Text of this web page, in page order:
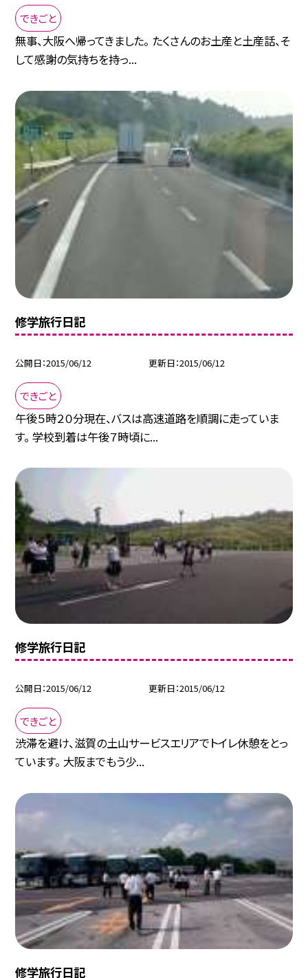
できごと
無事、大阪へ帰ってきました。 たくさんのお土産と土産話、そ
して感謝の気持ちを持っ...
修学旅行日記
公開日 2015/06/12 更新日 2015/06/12
できごと
午後５時２０分現在、バスは高速道路を順調に走っていま
す。 学校到着は午後７時頃に...
修学旅行日記
公開日 2015/06/12 更新日 2015/06/12
できごと
渋滞を避け、滋賀の土山サービスエリアでトイレ休憩をとっ
ています。 大阪までもう少...
修学旅行日記